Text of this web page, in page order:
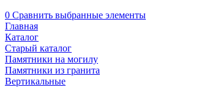
0 Сравнить выбранные элементы
Главная
Каталог
Старый каталог
Памятники на могилу
Памятники из гранита
Вертикальные